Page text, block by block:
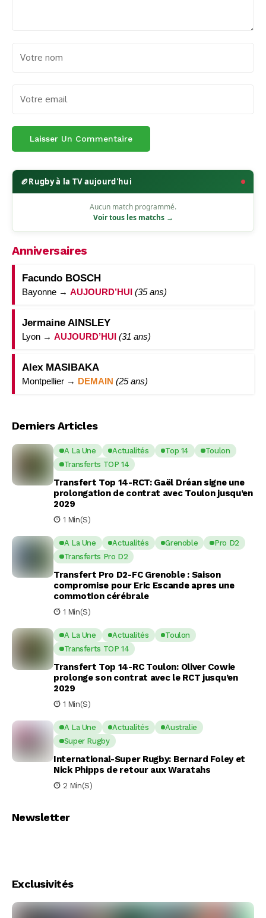
🏉Rugby à la TV aujourd'hui
Aucun match programmé.
Voir tous les matchs →
Anniversaires
Facundo BOSCH
Bayonne → AUJOURD’HUI (35 ans)
Jermaine AINSLEY
Lyon → AUJOURD’HUI (31 ans)
Alex MASIBAKA
Montpellier → DEMAIN (25 ans)
Derniers Articles
A La Une Actualités Top 14
Toulon
Transferts TOP 14
Transfert Top 14-RCT: Gaël Dréan signe une
prolongation de contrat avec Toulon jusqu’en
2029
1 Min(s)
A La Une Actualités Grenoble
Pro D2
Transferts Pro D2
Transfert Pro D2-FC Grenoble : Saison
compromise pour Eric Escande apres une
commotion cérébrale
1 Min(s)
A La Une Actualités
Toulon
Transferts TOP 14
Transfert Top 14-RC Toulon: Oliver Cowie
prolonge son contrat avec le RCT jusqu’en
2029
1 Min(s)
A La Une Actualités
Australie
Super Rugby
International-Super Rugby: Bernard Foley et
Nick Phipps de retour aux Waratahs
2 Min(s)
Newsletter
Exclusivités